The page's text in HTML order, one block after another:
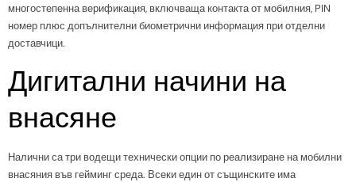
многостепенна верификация, включваща контакта от мобилния, PIN
номер плюс допълнителни биометрични информация при отделни
доставчици.
Дигитални начини на
внасяне
Налични са три водещи технически опции по реализиране на мобилни
внасяния във гейминг среда. Всеки един от същинските има